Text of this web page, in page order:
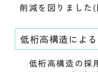
削減を図りました(
低桁高構造によ
低桁高構造の採